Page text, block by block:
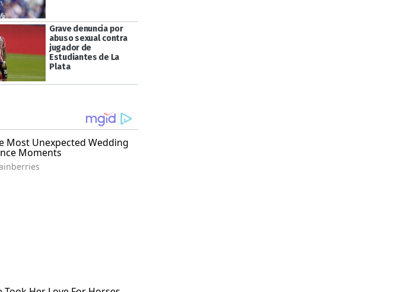
Grave denuncia por
abuso sexual contra
jugador de
Estudiantes de La
Plata